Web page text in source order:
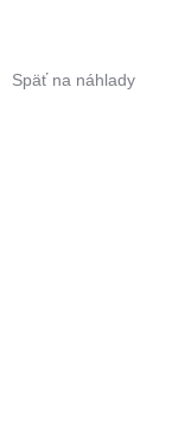
Späť na náhlady